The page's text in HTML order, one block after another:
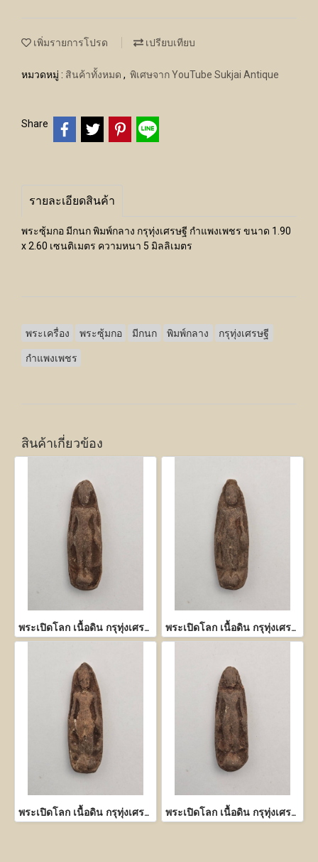
เพิ่มรายการโปรด เปรียบเทียบ
หมวดหมู่ : สินค้าทั้งหมด , พิเศษจาก YouTube Sukjai Antique
Share
รายละเอียดสินค้า
พระซุ้มกอ มีกนก พิมพ์กลาง กรุทุ่งเศรษฐี กำแพงเพชร ขนาด 1.90
x 2.60 เซนติเมตร ความหนา 5 มิลลิเมตร
พระเครื่อง พระซุ้มกอ มีกนก พิมพ์กลาง กรุทุ่งเศรษฐี
กำแพงเพชร
สินค้าเกี่ยวข้อง
พระเปิดโลก เนื้อดิน กรุทุ่งเศรษฐี กำแพงเพชร พระเปิดโลก เนื้อดิน กรุทุ่งเศรษฐี กำแพงเพชร
พระเปิดโลก เนื้อดิน กรุทุ่งเศรษฐี กำแพงเพชร พระเปิดโลก เนื้อดิน กรุทุ่งเศรษฐี กำแพงเพชร